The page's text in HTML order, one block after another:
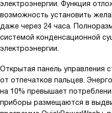
электроэнергии. Функция
возможность установить
даже через 24 часа.
системой конденсационной
электроэнергии.
Открытая панель управления
от отпечатков пальцев.
на 10% превышает
приборы размещаются в